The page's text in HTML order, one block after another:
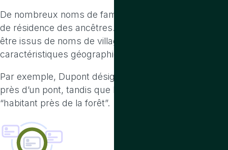
De nombreux noms de famille ont pour origine le lieu
de résidence des ancêtres. Ces noms peuvent
être issus de noms de villages, de régions ou de
caractéristiques géographiques.
Par exemple, Dupont désigne une personne vivant
près d’un pont, tandis que Lefèvre peut signifier
“habitant près de la forêt”.